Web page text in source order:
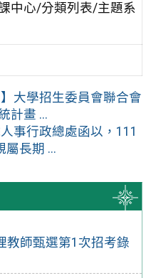
教師甄選第1次招考錄
中心/分類列表/主題系
】大學招生委員會聯合會
計畫 ...
事行政總處函以，111
屬長期 ...